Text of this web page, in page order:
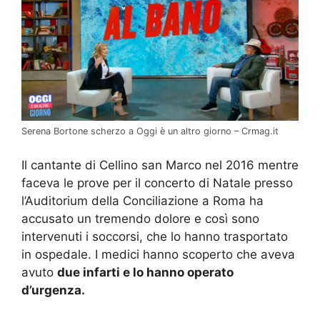
Serena Bortone scherzo a Oggi è un altro giorno – Crmag.it
Il cantante di Cellino san Marco nel 2016 mentre
faceva le prove per il concerto di Natale presso
l’Auditorium della Conciliazione a Roma ha
accusato un tremendo dolore e così sono
intervenuti i soccorsi, che lo hanno trasportato
in ospedale. I medici hanno scoperto che aveva
avuto due infarti e lo hanno operato
d’urgenza.